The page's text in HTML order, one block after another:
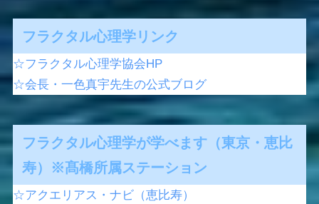
フラクタル心理学リンク
☆フラクタル心理学協会HP
☆会長・一色真宇先生の公式ブログ
フラクタル心理学が学べます（東京・恵比
寿）※髙橋所属ステーション
☆アクエリアス・ナビ（恵比寿）